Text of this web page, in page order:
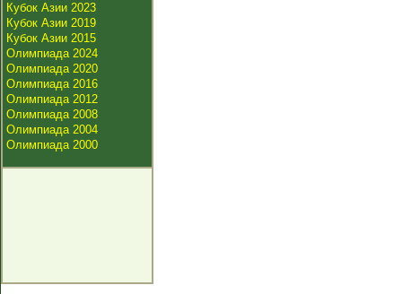
Кубок Азии 2023
Кубок Азии 2019
Кубок Азии 2015
Олимпиада 2024
Олимпиада 2020
Олимпиада 2016
Олимпиада 2012
Олимпиада 2008
Олимпиада 2004
Олимпиада 2000